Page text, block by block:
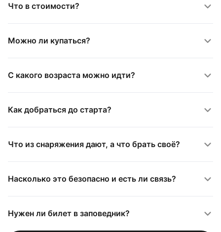
Что в стоимости?
Можно ли купаться?
С какого возраста можно идти?
Как добраться до старта?
Что из снаряжения дают, а что брать своё?
Насколько это безопасно и есть ли связь?
Нужен ли билет в заповедник?